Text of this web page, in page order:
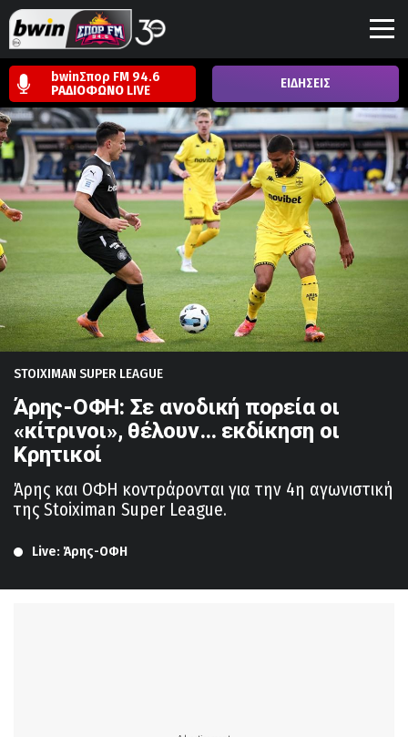
bwinΣπορ FM 94.6
ΡΑΔΙΟΦΩΝΟ LIVE ΕΙΔΗΣΕΙΣ
STOIXIMAN SUPER LEAGUE
Άρης-ΟΦΗ: Σε ανοδική πορεία οι
«κίτρινοι», θέλουν… εκδίκηση οι
Κρητικοί
Άρης και ΟΦΗ κοντράρονται για την 4η αγωνιστική
της Stoiximan Super League.
Live: Άρης-ΟΦΗ